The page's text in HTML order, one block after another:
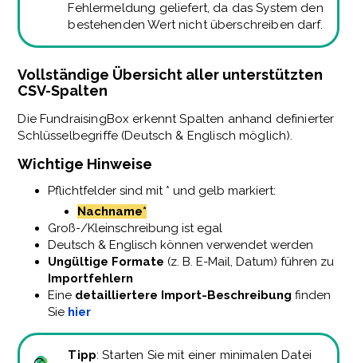
Fehlermeldung geliefert, da das System den
bestehenden Wert nicht überschreiben darf.
Vollständige Übersicht aller unterstützten
CSV-Spalten
Die FundraisingBox erkennt Spalten anhand definierter
Schlüsselbegriffe (Deutsch & Englisch möglich).
Wichtige Hinweise
Pflichtfelder sind mit * und gelb markiert:
Nachname*
Groß-/Kleinschreibung ist egal
Deutsch & Englisch können verwendet werden
Ungültige Formate (z. B. E-Mail, Datum) führen zu
Importfehlern
Eine detailliertere Import-Beschreibung finden
Sie hier
Tipp: Starten Sie mit einer minimalen Datei